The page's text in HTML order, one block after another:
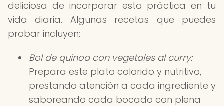
deliciosa de incorporar esta práctica en tu
vida diaria. Algunas recetas que puedes
probar incluyen:
Bol de quinoa con vegetales al curry:
Prepara este plato colorido y nutritivo,
prestando atención a cada ingrediente y
saboreando cada bocado con plena